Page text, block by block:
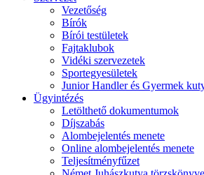
Vezetőség
Bírók
Bírói testületek
Fajtaklubok
Vidéki szervezetek
Sportegyesületek
Junior Handler és Gyermek
Ügyintézés
Letölthető dokumentumok
Díjszabás
Alombejelentés menete
Online alombejelentés menete
Teljesítményfűzet